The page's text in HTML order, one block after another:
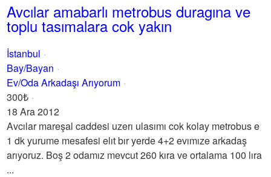
Avcılar amabarlı metrobus duragına ve
toplu tasımalara cok yakın
İstanbul
Bay/Bayan
Ev/Oda Arkadaşı Arıyorum
300₺
18 Ara 2012
Avcılar mareşal caddesi uzerı ulasımı cok kolay metrobus e
1 dk yurume mesafesi elıt bır yerde 4+2 evımıze arkadaş
arıyoruz. Boş 2 odamız mevcut 260 kıra ve ortalama 100 lıra
...